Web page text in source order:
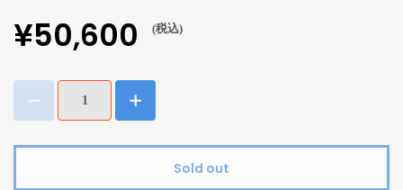
¥50,600 (税込)
Sold out